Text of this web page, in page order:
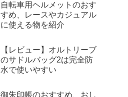
自転車用ヘルメットのおす
すめ、レースやカジュアル
に使える物を紹介
【レビュー】オルトリーブ
のサドルバッグ2は完全防
水で使いやすい
御朱印帳のおすすめ、おし